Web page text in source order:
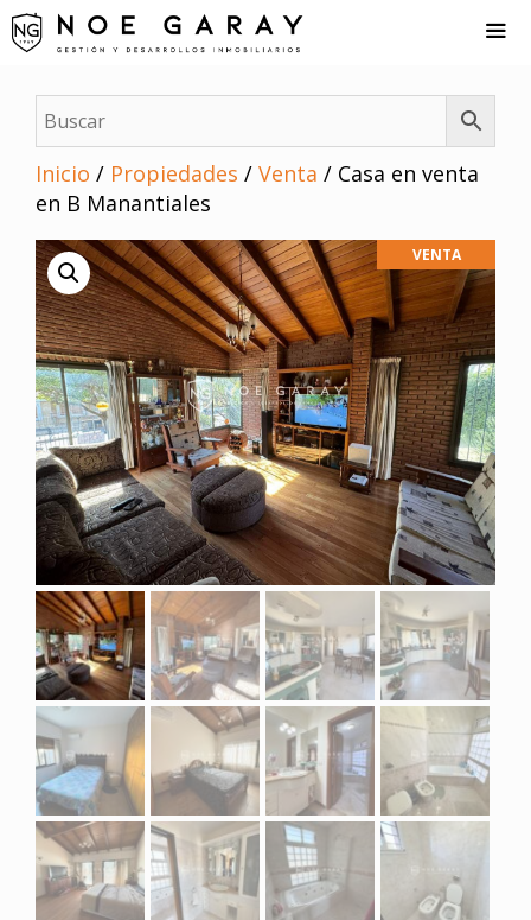
Saltar
al
Inicio / Propiedades / Venta / Casa en venta
en B Manantiales
VENTA